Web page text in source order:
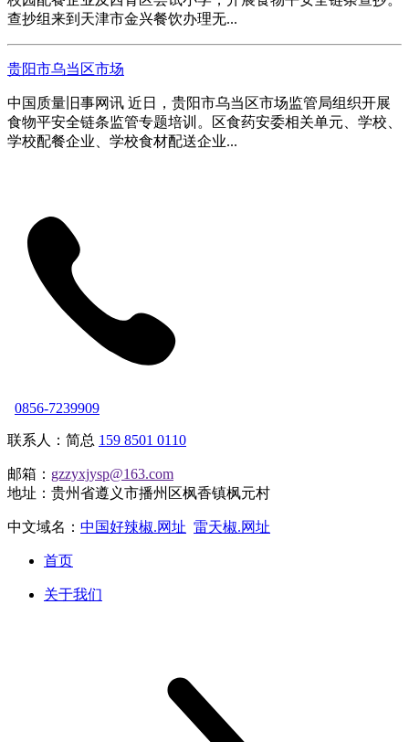
查抄组来到天津市金兴餐饮办理无...
贵阳市乌当区市场
中国质量旧事网讯 近日，贵阳市乌当区市场监管局组织开展
食物平安全链条监管专题培训。区食药安委相关单元、学校、
学校配餐企业、学校食材配送企业...
0856-7239909
联系人：简总 159 8501 0110
邮箱： gzzyxjysp@163.com
地址：贵州省遵义市播州区枫香镇枫元村
中文域名： 中国好辣椒.网址 雷天椒.网址
首页
关于我们